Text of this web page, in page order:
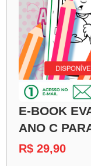
E-BOOK
ANO C
R$ 29,90